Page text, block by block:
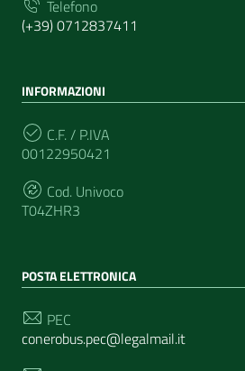
Telefono
(+39) 0712837411
INFORMAZIONI
C.F. / P.IVA
00122950421
Cod. Univoco
T04ZHR3
POSTA ELETTRONICA
PEC
conerobus.pec@legalmail.it